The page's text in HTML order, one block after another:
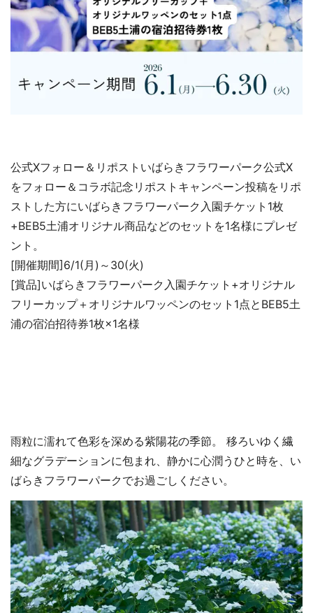
公式Xフォロー＆リポストいばらきフラワーパーク公式X
をフォロー＆コラボ記念リポストキャンペーン投稿をリポ
ストした方にいばらきフラワーパーク入園チケット1枚
+BEB5土浦オリジナル商品などのセットを1名様にプレゼ
ント。
[開催期間]6/1(月)～30(火)
[賞品]いばらきフラワーパーク入園チケット+オリジナル
フリーカップ＋オリジナルワッペンのセット1点とBEB5土
浦の宿泊招待券1枚×1名様
雨粒に濡れて色彩を深める紫陽花の季節。 移ろいゆく繊
細なグラデーションに包まれ、静かに心潤うひと時を、い
ばらきフラワーパークでお過ごしください。